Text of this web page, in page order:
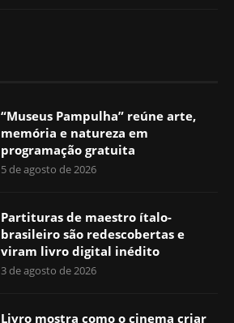
“Museus Pampulha” reúne arte,
memória e natureza em
programação gratuita
5 de agosto de 2026
Partituras de maestro ítalo-
brasileiro são redescobertas e
viram livro digital inédito
3 de agosto de 2026
Livro mostra como o cinema criar